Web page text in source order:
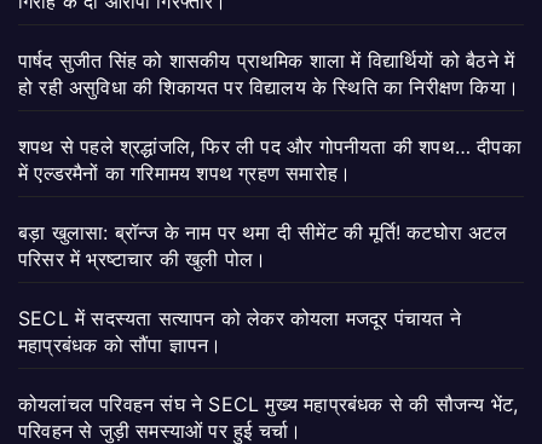
पार्षद सुजीत सिंह को शासकीय प्राथमिक शाला में विद्यार्थियों को बैठने में
हो रही असुविधा की शिकायत पर विद्यालय के स्थिति का निरीक्षण किया।
शपथ से पहले श्रद्धांजलि, फिर ली पद और गोपनीयता की शपथ… दीपका
में एल्डरमैनों का गरिमामय शपथ ग्रहण समारोह।
बड़ा खुलासा: ब्रॉन्ज के नाम पर थमा दी सीमेंट की मूर्ति! कटघोरा अटल
परिसर में भ्रष्टाचार की खुली पोल।
SECL में सदस्यता सत्यापन को लेकर कोयला मजदूर पंचायत ने
महाप्रबंधक को सौंपा ज्ञापन।
कोयलांचल परिवहन संघ ने SECL मुख्य महाप्रबंधक से की सौजन्य भेंट,
परिवहन से जुड़ी समस्याओं पर हुई चर्चा।